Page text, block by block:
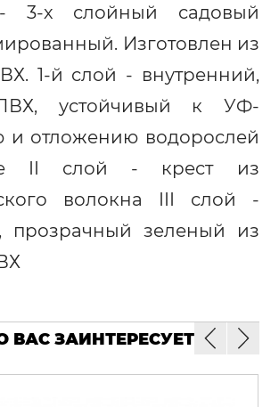
3-х слойный садовый
Изготовлен из
1-й слой - внутренний,
устойчивый к УФ-
и отложению водорослей
II слой - крест из
волокна III слой -
прозрачный зеленый из
ЗАИНТЕРЕСУЕТ